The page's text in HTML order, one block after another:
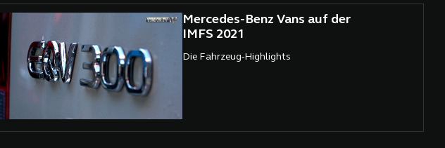
Mercedes-Benz Vans auf der
IMFS 2021
Die Fahrzeug-Highlights